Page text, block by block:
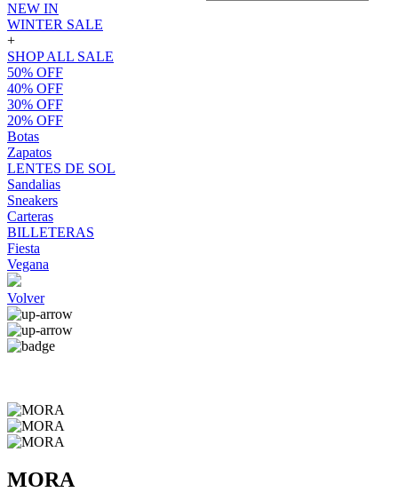
NEW IN
WINTER SALE
+
SHOP ALL SALE
50% OFF
40% OFF
30% OFF
20% OFF
Botas
Zapatos
LENTES DE SOL
Sandalias
Sneakers
Carteras
BILLETERAS
Fiesta
Vegana
Volver
MORA